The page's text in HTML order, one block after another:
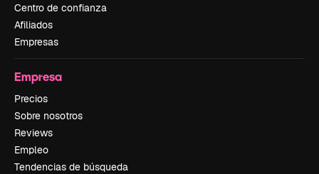
Centro de confianza
Afiliados
Empresas
Empresa
Precios
Sobre nosotros
Reviews
Empleo
Tendencias de búsqueda